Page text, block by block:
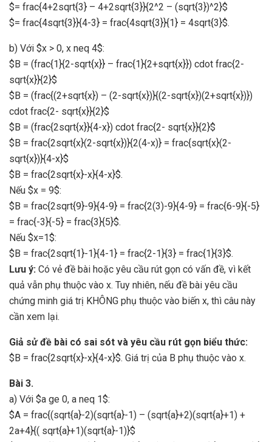
$= frac{4+2sqrt{3} – 4+2sqrt{3}}{2^2 – (sqrt{3})^2}$
$= frac{4sqrt{3}}{4-3} = frac{4sqrt{3}}{1} = 4sqrt{3}$.
b) Với $x > 0, x neq 4$:
$B = (frac{1}{2-sqrt{x}} – frac{1}{2+sqrt{x}}) cdot frac{2-
sqrt{x}}{2}$
$B = (frac{(2+sqrt{x}) – (2-sqrt{x})}{(2-sqrt{x})(2+sqrt{x})})
cdot frac{2- sqrt{x}}{2}$
$B = (frac{2sqrt{x}}{4-x}) cdot frac{2- sqrt{x}}{2}$
$B = frac{2sqrt{x}(2-sqrt{x})}{2(4-x)} = frac{sqrt{x}(2-
sqrt{x})}{4-x}$
$B = frac{2sqrt{x}-x}{4-x}$.
Nếu $x = 9$:
$B = frac{2sqrt{9}-9}{4-9} = frac{2(3)-9}{4-9} = frac{6-9}{-5}
= frac{-3}{-5} = frac{3}{5}$.
Nếu $x=1$:
$B = frac{2sqrt{1}-1}{4-1} = frac{2-1}{3} = frac{1}{3}$.
Lưu ý: Có vẻ đề bài hoặc yêu cầu rút gọn có vấn đề, vì kết
quả vẫn phụ thuộc vào x. Tuy nhiên, nếu đề bài yêu cầu
chứng minh giá trị KHÔNG phụ thuộc vào biến x, thì câu này
cần xem lại.
Giả sử đề bài có sai sót và yêu cầu rút gọn biểu thức:
$B = frac{2sqrt{x}-x}{4-x}$. Giá trị của B phụ thuộc vào x.
Bài 3.
a) Với $a ge 0, a neq 1$:
$A = frac{(sqrt{a}-2)(sqrt{a}-1) – (sqrt{a}+2)(sqrt{a}+1) +
2a+4}{( sqrt{a}+1)(sqrt{a}-1)}$